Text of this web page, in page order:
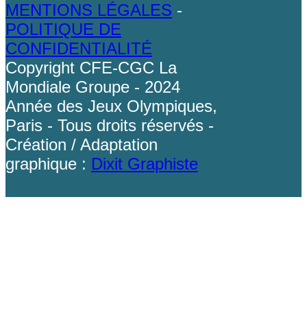
MENTIONS LÉGALES -
POLITIQUE DE
CONFIDENTIALITÉ
Copyright CFE-CGC La
Mondiale Groupe - 2024
Année des Jeux Olympiques,
Paris - Tous droits réservés -
Création / Adaptation
graphique : Dixit Graphiste